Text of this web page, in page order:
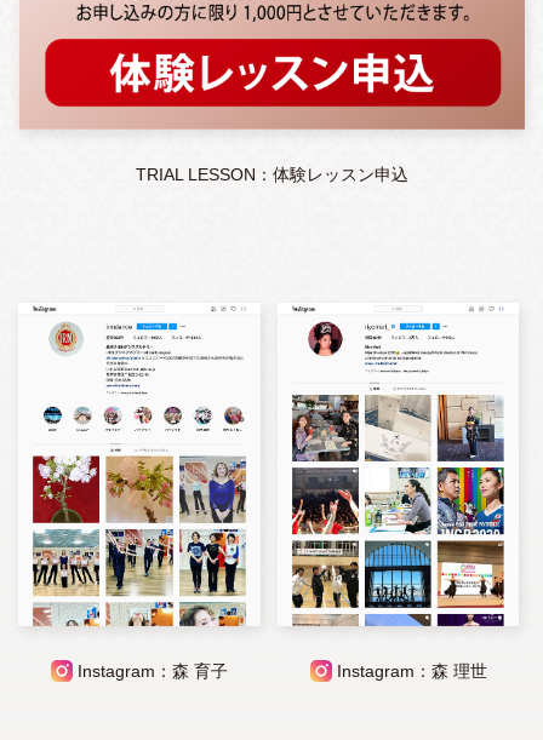
TRIAL LESSON：体験レッスン申込
Instagram：森 育子 Instagram：森 理世